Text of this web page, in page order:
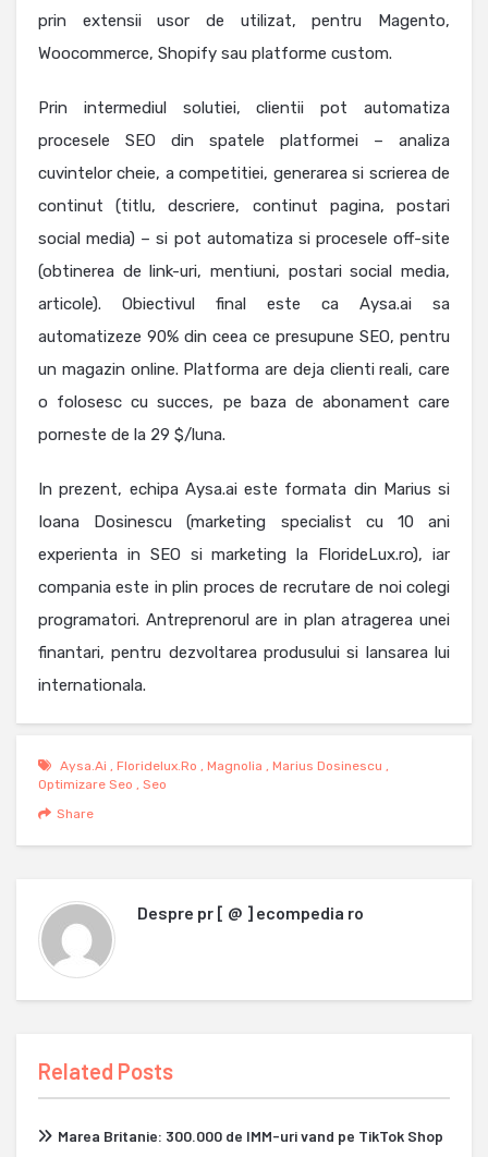
prin extensii usor de utilizat, pentru Magento,
Woocommerce, Shopify sau platforme custom.
Prin intermediul solutiei, clientii pot automatiza
procesele SEO din spatele platformei – analiza
cuvintelor cheie, a competitiei, generarea si scrierea de
continut (titlu, descriere, continut pagina, postari
social media) – si pot automatiza si procesele off-site
(obtinerea de link-uri, mentiuni, postari social media,
articole). Obiectivul final este ca Aysa.ai sa
automatizeze 90% din ceea ce presupune SEO, pentru
un magazin online. Platforma are deja clienti reali, care
o folosesc cu succes, pe baza de abonament care
porneste de la 29 $/luna.
In prezent, echipa Aysa.ai este formata din Marius si
Ioana Dosinescu (marketing specialist cu 10 ani
experienta in SEO si marketing la FlorideLux.ro), iar
compania este in plin proces de recrutare de noi colegi
programatori. Antreprenorul are in plan atragerea unei
finantari, pentru dezvoltarea produsului si lansarea lui
internationala.
Aysa.ai , Floridelux.ro , Magnolia , Marius Dosinescu ,
Optimizare Seo , Seo
Share
Despre pr [ @ ] ecompedia ro
Related Posts
Marea Britanie: 300.000 de IMM-uri vand pe TikTok Shop